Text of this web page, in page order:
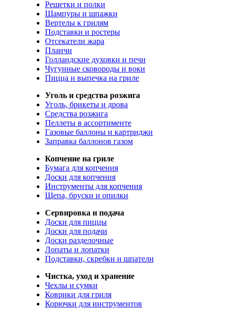
Решетки и полки
Шампуры и шпажки
Вертелы к грилям
Подставки и ростеры
Отсекатели жара
Планчи
Голландские духовки и печи
Чугунные сковороды и воки
Пицца и выпечка на гриле
Уголь и средства розжига
Уголь, брикеты и дрова
Средства розжига
Пеллеты в ассортименте
Газовые баллоны и картриджи
Заправка баллонов газом
Копчение на гриле
Бумага для копчения
Доски для копчения
Инструменты для копчения
Щепа, бруски и опилки
Сервировка и подача
Доски для пиццы
Доски для подачи
Доски разделочные
Лопаты и лопатки
Подставки, скребки и шпатели
Чистка, уход и хранение
Чехлы и сумки
Коврики для гриля
Корючки для инструментов